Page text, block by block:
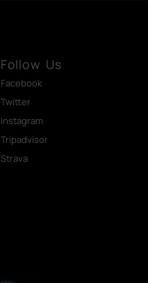
Follow Us
Facebook
Twitter
Instagram
Tripadvisor
Strava